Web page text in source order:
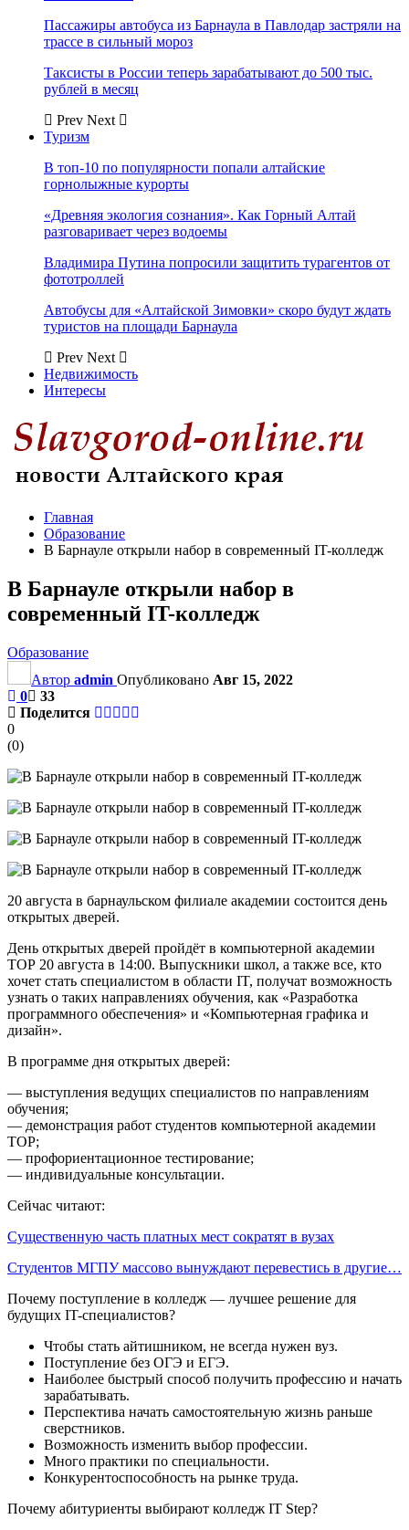
Пассажиры автобуса из Барнаула в Павлодар застряли на
трассе в сильный мороз
Таксисты в России теперь зарабатывают до 500 тыс.
рублей в месяц
Prev Next
Туризм
В топ-10 по популярности попали алтайские
горнолыжные курорты
«Древняя экология сознания». Как Горный Алтай
разговаривает через водоемы
Владимира Путина попросили защитить турагентов от
фототроллей
Автобусы для «Алтайской Зимовки» скоро будут ждать
туристов на площади Барнаула
Prev Next
Недвижимость
Интересы
Главная
Образование
В Барнауле открыли набор в современный IT-колледж
В Барнауле открыли набор в
современный IT-колледж
Образование
Автор admin Опубликовано Авг 15, 2022
0
33
Поделится
0
(0)
20 августа в барнаульском филиале академии состоится день
открытых дверей.
День открытых дверей пройдёт в компьютерной академии
ТОР 20 августа в 14:00. Выпускники школ, а также все, кто
хочет стать специалистом в области IT, получат возможность
узнать о таких направлениях обучения, как «Разработка
программного обеспечения» и «Компьютерная графика и
дизайн».
В программе дня открытых дверей:
— выступления ведущих специалистов по направлениям
обучения;
— демонстрация работ студентов компьютерной академии
TOP;
— профориентационное тестирование;
— индивидуальные консультации.
Сейчас читают:
Существенную часть платных мест сократят в вузах
Студентов МГПУ массово вынуждают перевестись в другие…
Почему поступление в колледж — лучшее решение для
будущих IT-специалистов?
Чтобы стать айтишником, не всегда нужен вуз.
Поступление без ОГЭ и ЕГЭ.
Наиболее быстрый способ получить профессию и начать
зарабатывать.
Перспектива начать самостоятельную жизнь раньше
сверстников.
Возможность изменить выбор профессии.
Много практики по специальности.
Конкурентоспособность на рынке труда.
Почему абитуриенты выбирают колледж IT Step?